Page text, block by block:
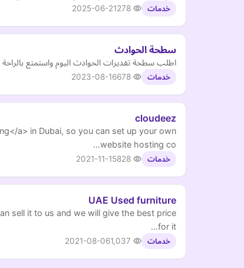
خدمات 2025-06-21
سطحة الحوادث
اطلب سطحة تقديرات الحوادث اليوم واستمتع
خدمات 2023-08-16
cloudeez
a> in Dubai, so you can set up your own
website hosting co…
خدمات 2021-11-15
UAE Used furniture
sell it to us and we will give the best price
for it…
خدمات 2021-08-06